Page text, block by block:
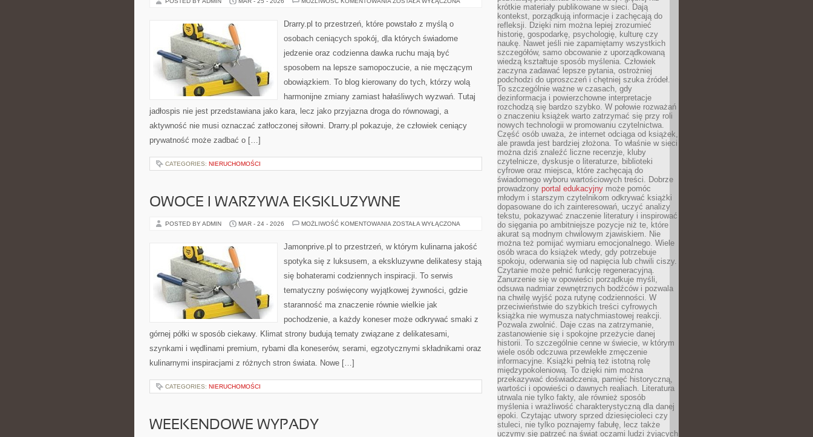
STYLU
ŻYCIA
Drarry.pl to przestrzeń, które powstało z myślą o
osobach ceniących spokój, dla których świadome
jedzenie oraz codzienna dawka ruchu mają być
sposobem na lepsze samopoczucie, a nie męczącym
obowiązkiem. To blog kierowany do tych, którzy wolą
harmonijne zmiany zamiast hałaśliwych wyzwań. Tutaj
jadłospis nie jest przedstawiana jako kara, lecz jako przyjazna droga do równowagi, a
aktywność nie musi oznaczać zatłoczonej siłowni. Drarry.pl pokazuje, że człowiek ceniący
prywatność może zadbać o […]
CATEGORIES: NIERUCHOMOŚCI
OWOCE I WARZYWA EKSKLUZYWNE
POSTED BY ADMIN MAR - 24 - 2026 MOŻLIWOŚĆ KOMENTOWANIA OWOCE
EKSKLUZYWNE
ZOSTAŁA WYŁĄCZONA
Jamonprive.pl to przestrzeń, w którym kulinarna jakość
spotyka się z luksusem, a ekskluzywne delikatesy stają
się bohaterami codziennych inspiracji. To serwis
tematyczny poświęcony wyjątkowej żywności, gdzie
staranność ma znaczenie równie wielkie jak
pochodzenie, a każdy koneser może odkrywać smaki z
górnej półki w sposób ciekawy. Klimat strony budują tematy związane z delikatesami,
szynkami i wędlinami premium, rybami dla koneserów, serami, egzotycznymi składnikami oraz
kulinarnymi inspiracjami z różnych stron świata. Nowe […]
CATEGORIES: NIERUCHOMOŚCI
WEEKENDOWE WYPADY
krótkie materiały publikowane w sieci. Dają
kontekst, porządkują informacje i zachęcają do
refleksji. Dzięki nim można lepiej zrozumieć
historię, gospodarkę, psychologię, kulturę czy
naukę. Nawet jeśli nie zapamiętamy wszystkich
szczegółów, samo obcowanie z uporządkowaną
wiedzą kształtuje sposób myślenia. Człowiek
zaczyna zadawać lepsze pytania, ostrożniej
podchodzi do uproszczeń i chętniej szuka źródeł.
To szczególnie ważne w czasach, gdy
dezinformacja i powierzchowne interpretacje
rozchodzą się bardzo szybko. W połowie rozważań
o znaczeniu książek warto zatrzymać się przy roli
nowych technologii w promowaniu czytelnictwa.
Część osób uważa, że internet odciąga od książek,
ale prawda jest bardziej złożona. To właśnie w sieci
można dziś znaleźć liczne recenzje, kluby
czytelnicze, dyskusje o literaturze, biblioteki
cyfrowe oraz miejsca, które zachęcają do
świadomego wyboru wartościowych treści. Dobrze
prowadzony portal edukacyjny może pomóc
młodym i starszym czytelnikom odkrywać książki
dopasowane do ich zainteresowań, uczyć analizy
tekstu, pokazywać znaczenie literatury i inspirować
do sięgania po ambitniejsze pozycje niż te, które
akurat są modnym chwilowym zjawiskiem. Nie
można też pomijać wymiaru emocjonalnego. Wiele
osób wraca do książek wtedy, gdy potrzebuje
spokoju, oderwania się od napięcia lub chwili ciszy.
Czytanie może pełnić funkcję regeneracyjną.
Zanurzenie się w opowieści porządkuje myśli,
odsuwa nadmiar zewnętrznych bodźców i pozwala
na chwilę wyjść poza rutynę codzienności. W
przeciwieństwie do szybkich treści cyfrowych
książka nie wymusza natychmiastowej reakcji.
Pozwala zwolnić. Daje czas na zatrzymanie,
zastanowienie się i spokojne przeżycie danej
historii. To szczególnie cenne w świecie, w którym
wiele osób odczuwa przewlekłe zmęczenie
informacyjne. Książki pełnią też istotną rolę
międzypokoleniową. To dzięki nim można
przekazywać doświadczenia, pamięć historyczną,
wartości i opowieści o dawnych realiach. Literatura
utrwala nie tylko fakty, ale również sposób
myślenia i wrażliwość charakterystyczną dla danej
epoki. Czytając utwory sprzed dziesięcioleci czy
stuleci, nie tylko poznajemy fabułę, lecz także
uczymy się patrzeć na świat oczami ludzi żyjących